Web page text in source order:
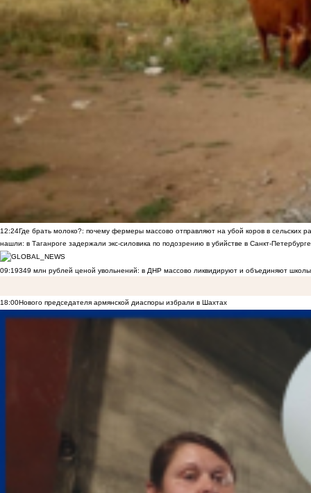
12:24Где брать молоко?: почему фермеры массово отправляют на убой коров в сельских
нашли: в Таганроге задержали экс-силовика по подозрению в убийстве в Санкт-Петербурге
09:19349 млн рублей ценой увольнений: в ДНР массово ликвидируют и объединяют
18:00Нового председателя армянской диаспоры избрали в Шахтах